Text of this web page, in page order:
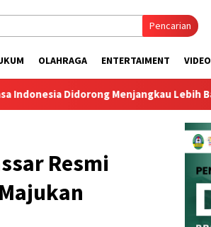
Pencarian
OLAHRAGA ENTERTAIMENT VIDEO
Menjangkau Lebih Banyak Negara
Resmi